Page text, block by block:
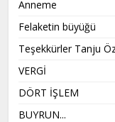
Anneme
Felaketin büyüğü
Teşekkürler Tanju
VERGİ
DÖRT İŞLEM
BUYRUN...